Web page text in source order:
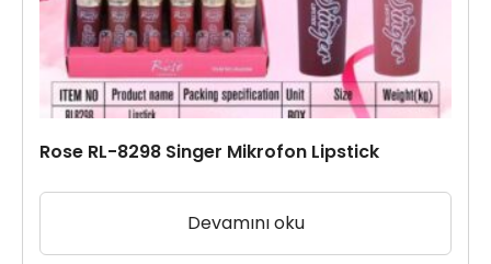
Rose RL-8298 Singer Mikrofon Lipstick
Devamını oku